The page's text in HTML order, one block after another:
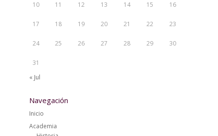
10 11 12 13 14 15 16
17 18 19 20 21 22 23
24 25 26 27 28 29 30
31
« Jul
Navegación
Inicio
Academia